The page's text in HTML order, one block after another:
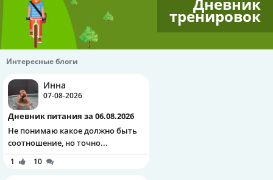
тренировок
Интересные блоги
Инна
07-08-2026
Дневник питания за 06.08.2026
Не понимаю какое должно быть
соотношение, но точно...
1 10